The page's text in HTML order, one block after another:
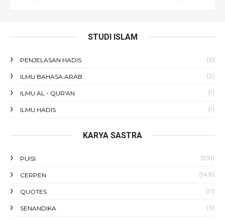
STUDI ISLAM
PENJELASAN HADIS (6)
ILMU BAHASA ARAB (2)
ILMU AL - QUR'AN (1)
ILMU HADIS (1)
KARYA SASTRA
PUISI (591)
CERPEN (148)
QUOTES (11)
SENANDIKA (9)